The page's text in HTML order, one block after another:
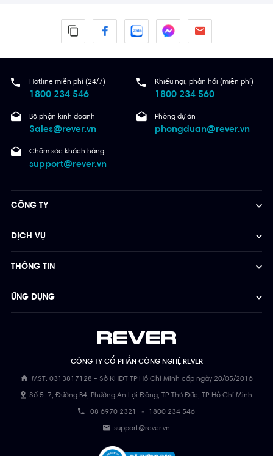
Hotline miễn phí (24/7)
1800 234 546
Khiếu nại, phản hồi (miễn phí)
1800 234 560
Bộ phận kinh doanh
Sales@rever.vn
Phòng dự án
phongduan@rever.vn
Chăm sóc khách hàng
support@rever.vn
CÔNG TY CỔ PHẦN CÔNG NGHỆ REVER
MST: 0313817128 - Sở KHĐT TP Hồ Chí Minh cấp ngày 20/05/2016
Số 5-7, Đường B4, Phường An Lợi Đông, TP. Thủ Đức, TP. Hồ Chí Minh
08 6970 2321 - 1800 234 546
support@rever.vn
CÔNG TY
DỊCH VỤ
THÔNG TIN
ỨNG DỤNG